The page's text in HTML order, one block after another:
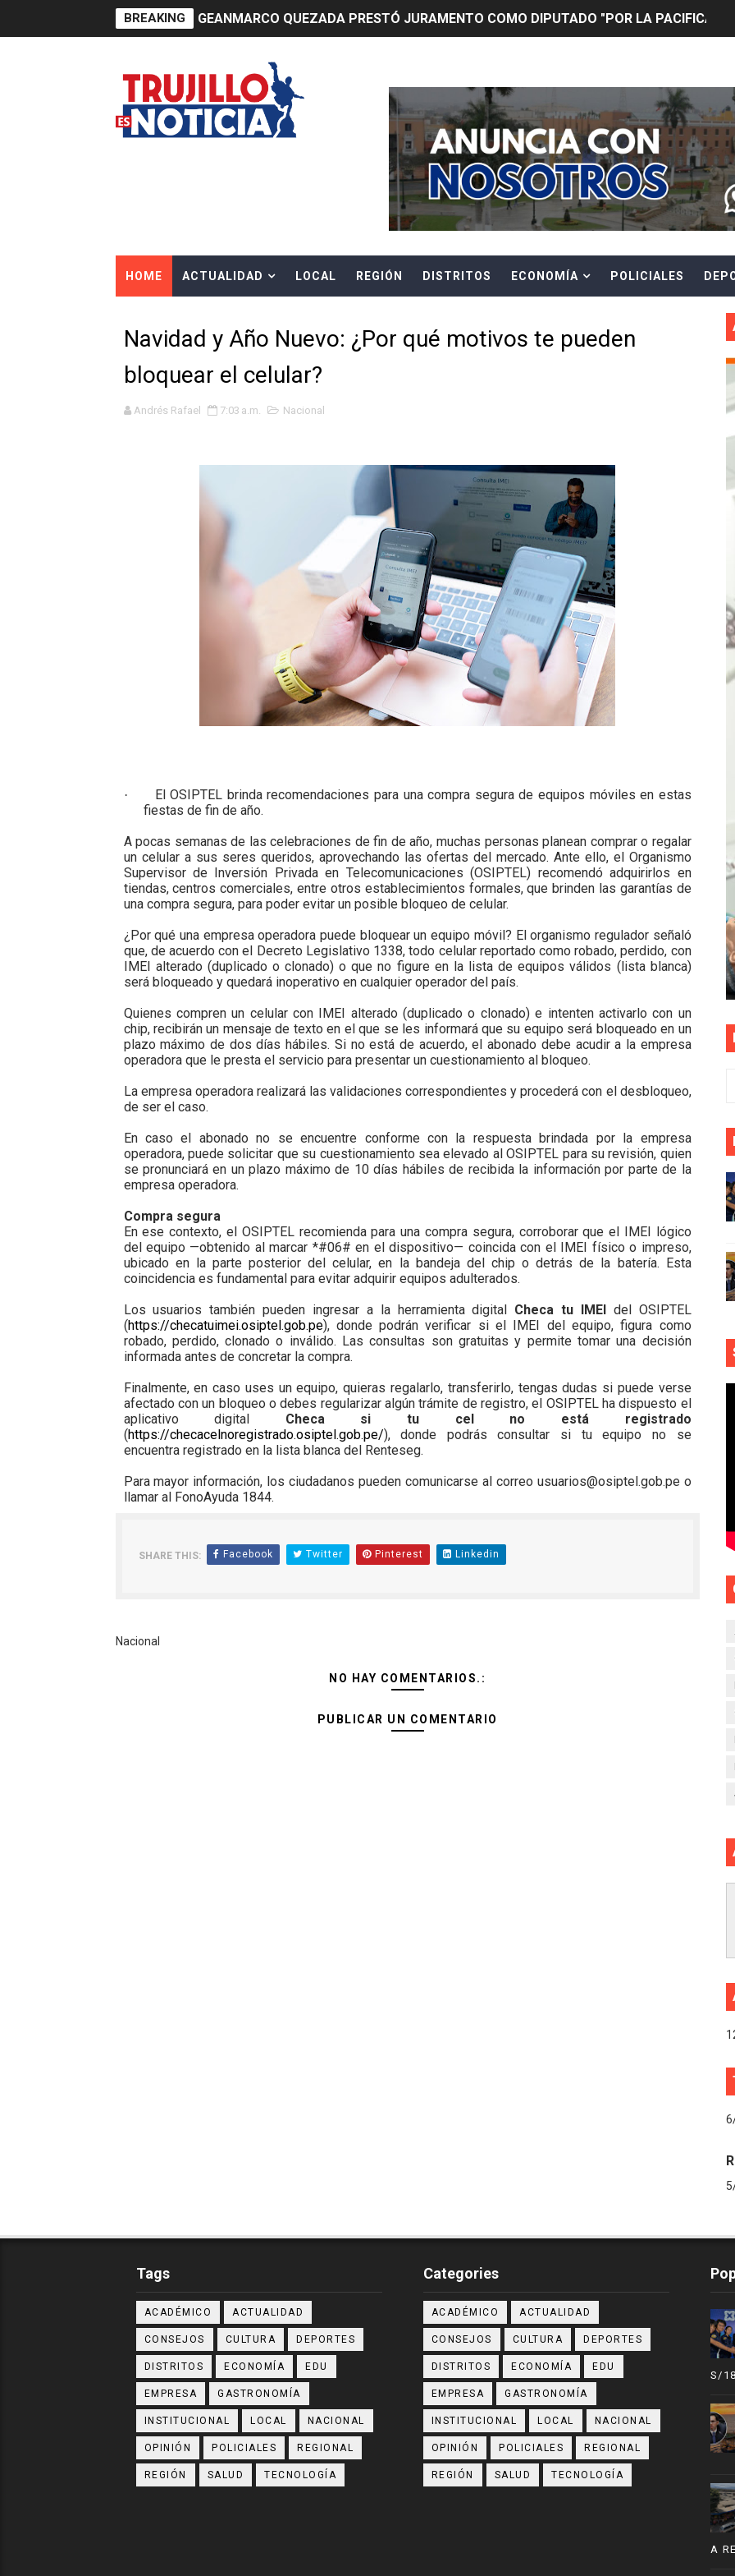
BREAKING GEANMARCO QUEZADA PRESTÓ JURAMENTO COMO DIPUTADO "POR LA
¿Viajas por Fiestas Patrias? Así puedes evitar pagar por telefonía, internet o
JAMES PÉREZ ASEGURA QUE EN SUS PRIMEROS MESES DE GESTIÓN RECUPERARÁ
MÁS DE 12 MIL USUARIOS QUEDARON SIN ENERGÍA POR NO RESPETARSE LAS
OSIPTEL: Ahora dar de baja tu servicio de internet o telefonía solo toma un día hábil
REGULARIZA TUS DEUDAS POR VIDEO GESTIÓN, ACCEDE A FACILIDADES DE PAGO Y
HIDRANDINA: POR FIESTAS PATRIAS APROVECHA LAS FACILIDADES DE PAGO PARA
La Universidad de Piura comparte su propuesta académica con escolares y padres de
OSIPTEL: empresas operadoras están obligadas a verificar tope de 7 líneas móviles
Yape habilita envío de remesas a Venezuela sin comisión tras emergencia por
Decano de Economistas: nuevo gobierno debe priorizar seguridad y facilitar proyecto
Concrevía impulsa la construcción de vías más duraderas en el Perú
ADAS: QUEDAN MENOS DE 90 DÍAS PARA PROTEGER A TRUJILLO Y VIRÚ DE "EL NIÑO"
Construye Experto de Cementos Pacasmayo convierte el esfuerzo del maestro de
OSIPTEL frente a robo de celulares: usuarios recuperarán su línea tras verificación
IPE: Nuevo gobierno debe priorizar el impulso a la inversión privada y medidas contra
HIDRANDINA ALERTA SOBRE FALSOS TRABAJADORES Y BRINDA RECOMENDACIONES
HIDRANDINA ADVIERTE SOBRE EL PELIGRO DE LOS CABLES EN DESUSO Y EXHORTA A
HASTA EL 2 DE AGOSTO TIENEN PLAZO PARA PONERSE AL DÍA EN SU RECIBO Y
La UDEP aplicará el Test de Aptitud Académica (TAA) para la Admisión 2027
Caja Arequipa lanza tercera edición del concurso nacional Orgullo Emprendedor con
Tres de cada cuatro atenciones del OSIPTEL estuvieron relacionadas con el servicio
OSIPTEL: nueve de cada 10 atenciones a usuarios de La Libertad fueron sobre el
HOME ACTUALIDAD LOCAL REGIÓN DISTRITOS ECONOMÍA POLICIALES
Navidad y Año Nuevo: ¿Por qué motivos te pueden
bloquear el celular?
Andrés Rafael 7:03 a.m. Nacional
·
El OSIPTEL brinda recomendaciones para una compra segura de equipos móviles en estas
fiestas de fin de año.
A pocas semanas de las celebraciones de fin de año, muchas personas planean comprar o regalar
un celular a sus seres queridos, aprovechando las ofertas del mercado. Ante ello, el Organismo
Supervisor de Inversión Privada en Telecomunicaciones (OSIPTEL) recomendó adquirirlos en
tiendas, centros comerciales, entre otros establecimientos formales, que brinden las garantías de
una compra segura, para poder evitar un posible bloqueo de celular.
¿Por qué una empresa operadora puede bloquear un equipo móvil? El organismo regulador señaló
que, de acuerdo con el Decreto Legislativo 1338, todo celular reportado como robado, perdido, con
IMEI alterado (duplicado o clonado) o que no figure en la lista de equipos válidos (lista blanca)
será bloqueado y quedará inoperativo en cualquier operador del país.
Quienes compren un celular con IMEI alterado (duplicado o clonado) e intenten activarlo con un
chip, recibirán un mensaje de texto en el que se les informará que su equipo será bloqueado en un
plazo máximo de dos días hábiles. Si no está de acuerdo, el abonado debe acudir a la empresa
operadora que le presta el servicio para presentar un cuestionamiento al bloqueo.
La empresa operadora realizará las validaciones correspondientes y procederá con el desbloqueo,
de ser el caso.
En caso el abonado no se encuentre conforme con la respuesta brindada por la empresa
operadora, puede solicitar que su cuestionamiento sea elevado al OSIPTEL para su revisión, quien
se pronunciará en un plazo máximo de 10 días hábiles de recibida la información por parte de la
empresa operadora.
Compra segura
En ese contexto, el OSIPTEL recomienda para una compra segura, corroborar que el IMEI lógico
del equipo —obtenido al marcar *#06# en el dispositivo— coincida con el IMEI físico o impreso,
ubicado en la parte posterior del celular, en la bandeja del chip o detrás de la batería. Esta
coincidencia es fundamental para evitar adquirir equipos adulterados.
Los usuarios también pueden ingresar a la herramienta digital Checa tu IMEI del OSIPTEL
(https://checatuimei.osiptel.gob.pe), donde podrán verificar si el IMEI del equipo, figura como
robado, perdido, clonado o inválido. Las consultas son gratuitas y permite tomar una decisión
informada antes de concretar la compra.
Finalmente, en caso uses un equipo, quieras regalarlo, transferirlo, tengas dudas si puede verse
afectado con un bloqueo o debes regularizar algún trámite de registro, el OSIPTEL ha dispuesto el
aplicativo digital Checa si tu cel no está registrado
(https://checacelnoregistrado.osiptel.gob.pe/), donde podrás consultar si tu equipo no se
encuentra registrado en la lista blanca del Renteseg.
Para mayor información, los ciudadanos pueden comunicarse al correo usuarios@osiptel.gob.pe o
llamar al FonoAyuda 1844.
SHARE THIS: Facebook Twitter Pinterest Linkedin
Nacional
NO HAY COMENTARIOS.:
PUBLICAR UN COMENTARIO
Tags
ACADÉMICO ACTUALIDAD
CONSEJOS CULTURA DEPORTES
DISTRITOS ECONOMÍA EDU
EMPRESA GASTRONOMÍA
INSTITUCIONAL LOCAL NACIONAL
OPINIÓN POLICIALES REGIONAL
REGIÓN SALUD TECNOLOGÍA
Categories
ACADÉMICO ACTUALIDAD
CONSEJOS CULTURA DEPORTES
DISTRITOS ECONOMÍA EDU
EMPRESA GASTRONOMÍA
INSTITUCIONAL LOCAL NACIONAL
OPINIÓN POLICIALES REGIONAL
REGIÓN SALUD TECNOLOGÍA
S/
A